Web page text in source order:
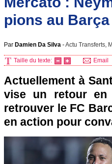
pions au Barça
Par Damien Da Silva -Actu Transferts,
Taille du texte: Email
Actuellement à
vise un retour
retrouver le FC
en action pour